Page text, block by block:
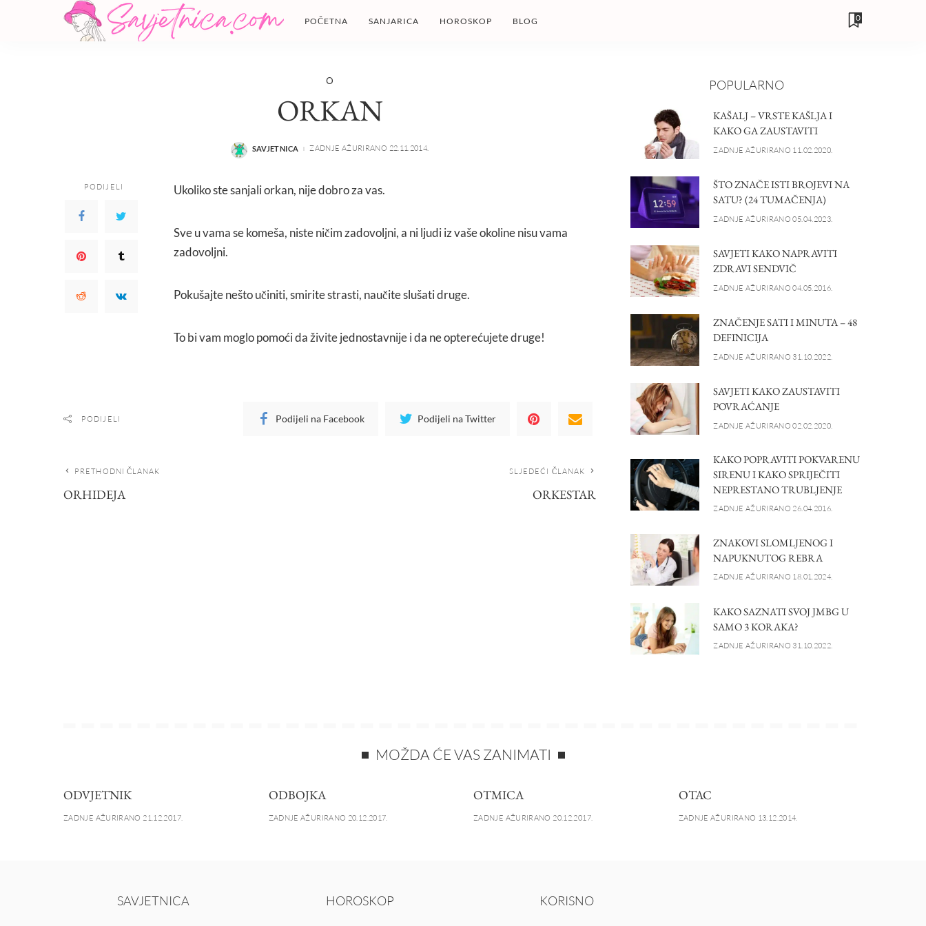
POČETNA SANJARICA HOROSKOP BLOG 0
O
ORKAN
POSTED
SAVJETNICA ZADNJE AŽURIRANO 22.11.2014.
PODIJELI Ukoliko ste sanjali orkan, nije dobro za vas.
Sve u vama se komeša, niste ničim zadovoljni, a ni ljudi iz vaše okoline nisu vama
zadovoljni.
Pokušajte nešto učiniti, smirite strasti, naučite slušati druge.
To bi vam moglo pomoći da živite jednostavnije i da ne opterećujete druge!
PODIJELI Podijeli na Facebook Podijeli na Twitter
PRETHODNI ČLANAK
ORHIDEJA
SLJEDEĆI ČLANAK
ORKESTAR
POPULARNO
KAŠALJ – VRSTE KAŠLJA I
KAKO GA ZAUSTAVITI
ZADNJE AŽURIRANO 11.02.2020.
ŠTO ZNAČE ISTI BROJEVI NA
SATU? (24 TUMAČENJA)
ZADNJE AŽURIRANO 05.04.2023.
SAVJETI KAKO NAPRAVITI
ZDRAVI SENDVIČ
ZADNJE AŽURIRANO 04.05.2016.
ZNAČENJE SATI I MINUTA – 48
DEFINICIJA
ZADNJE AŽURIRANO 31.10.2022.
SAVJETI KAKO ZAUSTAVITI
POVRAĆANJE
ZADNJE AŽURIRANO 02.02.2020.
KAKO POPRAVITI POKVARENU
SIRENU I KAKO SPRIJEČITI
NEPRESTANO TRUBLJENJE
ZADNJE AŽURIRANO 26.04.2016.
ZNAKOVI SLOMLJENOG I
NAPUKNUTOG REBRA
ZADNJE AŽURIRANO 18.01.2024.
KAKO SAZNATI SVOJ JMBG U
SAMO 3 KORAKA?
ZADNJE AŽURIRANO 31.10.2022.
MOŽDA ĆE VAS ZANIMATI
ODVJETNIK
ZADNJE AŽURIRANO 21.12.2017.
ODBOJKA
ZADNJE AŽURIRANO 20.12.2017.
OTMICA
ZADNJE AŽURIRANO 20.12.2017.
OTAC
ZADNJE AŽURIRANO 13.12.2014.
SAVJETNICA HOROSKOP KORISNO